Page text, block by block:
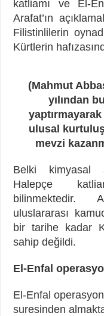
katliamı ve El-
Arafat’ın
Filistinlilerin
Kürtlerin
(Mahmut
yılından
ulusal
mevzi
Belki kimyasal
Halepçe
bilinmektedir.
uluslararası
bir tarihe kadar
sahip değildi.
El-Enfal
El-Enfal
suresinden